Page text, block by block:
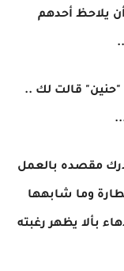
يلاحظ أحدهم
"حنين" قالت لك ..
مقصده بالعمل
وما شابهها
بألا يظهر رغبته